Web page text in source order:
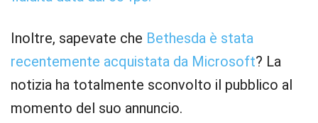
Inoltre, sapevate che Bethesda è stata
recentemente acquistata da Microsoft? La
notizia ha totalmente sconvolto il pubblico al
momento del suo annuncio.